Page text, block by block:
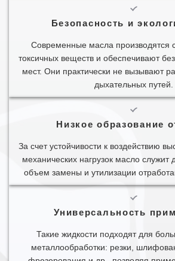
Безопасность и
Современные масла производятся
токсичных веществ и обеспечивают
мест. Они практически не вызывают
дыхательных путей.
Низкое образование
За счет устойчивости к воздействию
механических нагрузок масло
объем замены и утилизации
Универсальность
Такие жидкости подходят для
металлообработки: резки,